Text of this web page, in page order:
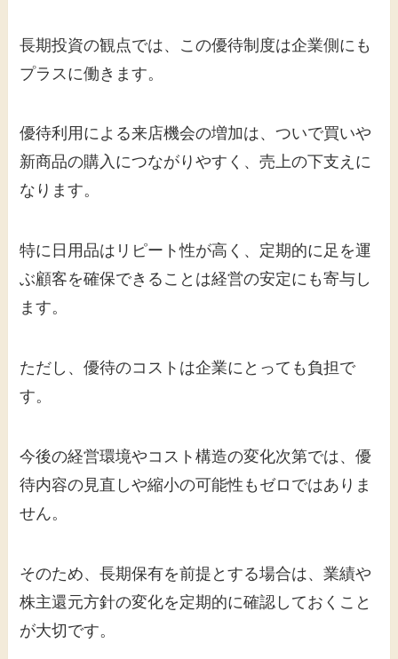
長期投資の観点では、この優待制度は企業側にも
プラスに働きます。
優待利用による来店機会の増加は、ついで買いや
新商品の購入につながりやすく、売上の下支えに
なります。
特に日用品はリピート性が高く、定期的に足を運
ぶ顧客を確保できることは経営の安定にも寄与し
ます。
ただし、優待のコストは企業にとっても負担で
す。
今後の経営環境やコスト構造の変化次第では、優
待内容の見直しや縮小の可能性もゼロではありま
せん。
そのため、長期保有を前提とする場合は、業績や
株主還元方針の変化を定期的に確認しておくこと
が大切です。